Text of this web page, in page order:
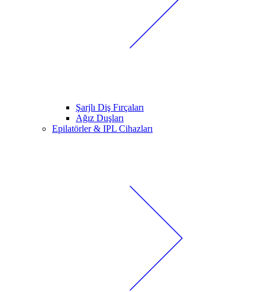
Şarjlı Diş Fırçaları
Ağız Duşları
Epilatörler & IPL Cihazları